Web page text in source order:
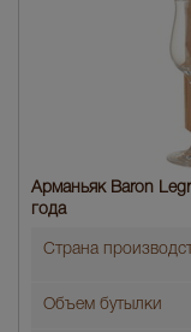
Арманьяк Baron
года
Страна
Объем бутылки